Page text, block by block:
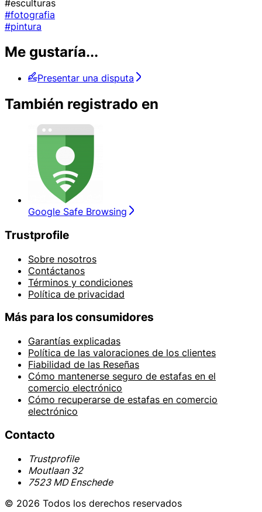
#esculturas
#fotografia
#pintura
Me gustaría...
Presentar una disputa
También registrado en
Google Safe Browsing
Trustprofile
Sobre nosotros
Contáctanos
Términos y condiciones
Política de privacidad
Más para los consumidores
Garantías explicadas
Política de las valoraciones de los clientes
Fiabilidad de las Reseñas
Cómo mantenerse seguro de estafas en el
comercio electrónico
Cómo recuperarse de estafas en comercio
electrónico
Contacto
Trustprofile
Moutlaan 32
7523 MD Enschede
© 2026 Todos los derechos reservados